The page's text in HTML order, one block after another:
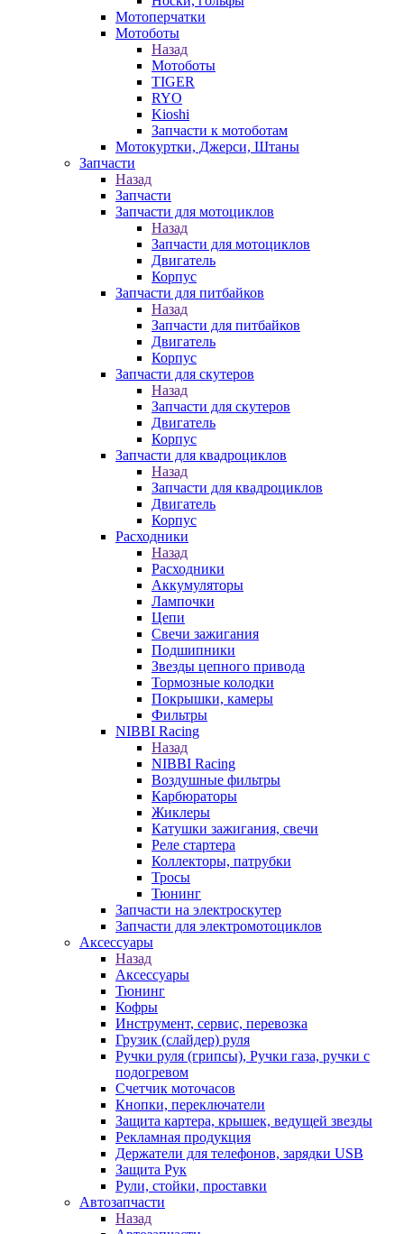
Мотоперчатки
Мотоботы
Назад
Мотоботы
TIGER
RYO
Kioshi
Запчасти к мотоботам
Мотокуртки, Джерси, Штаны
Запчасти
Назад
Запчасти
Запчасти для мотоциклов
Назад
Запчасти для мотоциклов
Двигатель
Корпус
Запчасти для питбайков
Назад
Запчасти для питбайков
Двигатель
Корпус
Запчасти для скутеров
Назад
Запчасти для скутеров
Двигатель
Корпус
Запчасти для квадроциклов
Назад
Запчасти для квадроциклов
Двигатель
Корпус
Расходники
Назад
Расходники
Аккумуляторы
Лампочки
Цепи
Свечи зажигания
Подшипники
Звезды цепного привода
Тормозные колодки
Покрышки, камеры
Фильтры
NIBBI Racing
Назад
NIBBI Racing
Воздушные фильтры
Карбюраторы
Жиклеры
Катушки зажигания, свечи
Реле стартера
Коллекторы, патрубки
Тросы
Тюнинг
Запчасти на электроскутер
Запчасти для электромотоциклов
Аксессуары
Назад
Аксессуары
Тюнинг
Кофры
Инструмент, сервис, перевозка
Грузик (слайдер) руля
Ручки руля (грипсы), Ручки газа, ручки с
подогревом
Счетчик моточасов
Кнопки, переключатели
Защита картера, крышек, ведущей звезды
Рекламная продукция
Держатели для телефонов, зарядки USB
Защита Рук
Рули, стойки, проставки
Автозапчасти
Назад